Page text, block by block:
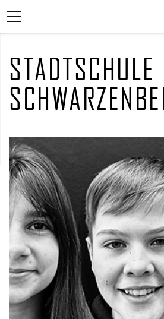
STADTSCHULE